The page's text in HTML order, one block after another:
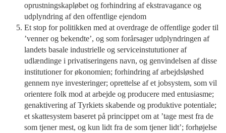
oprustningskapløbet og forhindring af ekstravagance og
udplyndring af den offentlige ejendom
Et stop for politikken med at overdrage de offentlige goder til
’venner og bekendte’, og som forårsager udplyndringen af
landets basale industrielle og serviceinstututioner af
udlændinge i privatiseringens navn, og genvindelsen af disse
institutioner for økonomien; forhindring af arbejdsløshed
gennem nye investeringer; oprettelse af et jobsystem, som vil
orientere folk mod at arbejde og producere med entusiasme;
genaktivering af Tyrkiets skabende og produktive potentiale;
et skattesystem baseret på princippet om at ’tage mest fra de
som tjener mest, og kun lidt fra de som tjener lidt’; forhøjelse